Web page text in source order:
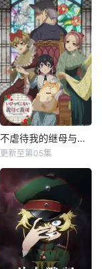
这让明仁的烦躁感
彻底达到顶点。 就
在这时，明仁在酒
店街区撞见冴正和
一名男子发生争
执。 平日里高冷自
持的冴此刻全然卸
下防备、破绽百
出，被这般模样撩
动情绪的明仁，一
把强行将冴推倒在
地，可冴接下来超
乎预想的反应，瞬
间让明仁彻底失去
了克制 ——！？
川井田夏海
秋山绘理
《雷霆三人行》讲
述了三个青梅竹马
的挚友拼命寻找失
踪少女的故事。本
剧集围绕着平凡的
中学生平太郎和两
个好友燕和广志展
开，三人被称为“小
不点三人组”。平太
双叶突然失踪，彻
底改变了他们的生
活。
不虐待我的继母与继姐
芹泽优
某个名门望族
的庶女——中村美
冶，原本与母亲两
人过着虽清贫却幸
福的生活。然而有
一天，她深爱的母
不虐待我的继母与继姐
更新至第05集